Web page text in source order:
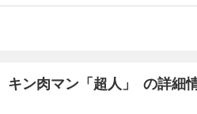
キン肉マン「超人」 の詳細